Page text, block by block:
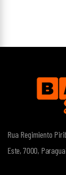
Rua Regimiento
Este, 7000,